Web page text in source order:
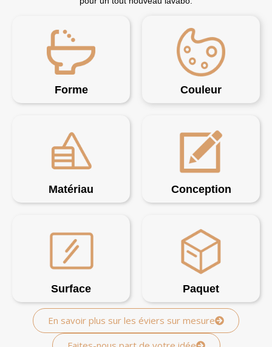
Forme Couleur
Matériau Conception
Surface Paquet
En savoir plus sur les éviers sur mesure